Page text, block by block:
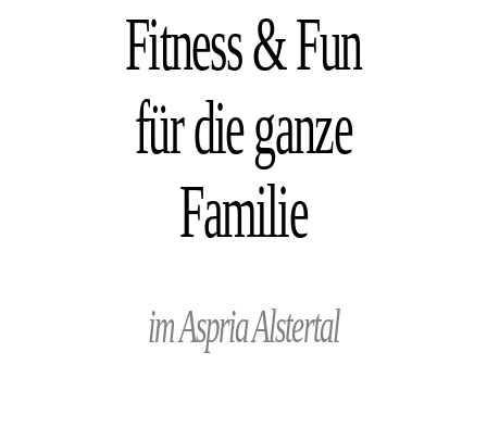
Fitness & Fun
für die ganze
Familie
im Aspria Alstertal